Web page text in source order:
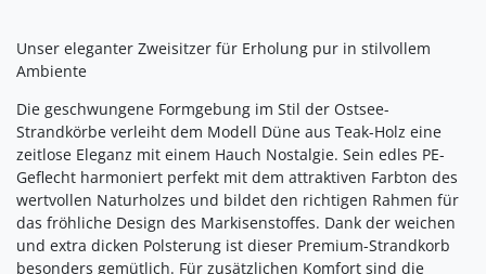
Unser eleganter Zweisitzer für Erholung pur in stilvollem
Ambiente
Die geschwungene Formgebung im Stil der Ostsee-
Strandkörbe verleiht dem Modell Düne aus Teak-Holz eine
zeitlose Eleganz mit einem Hauch Nostalgie. Sein edles PE-
Geflecht harmoniert perfekt mit dem attraktiven Farbton des
wertvollen Naturholzes und bildet den richtigen Rahmen für
das fröhliche Design des Markisenstoffes. Dank der weichen
und extra dicken Polsterung ist dieser Premium-Strandkorb
besonders gemütlich. Für zusätzlichen Komfort sind die